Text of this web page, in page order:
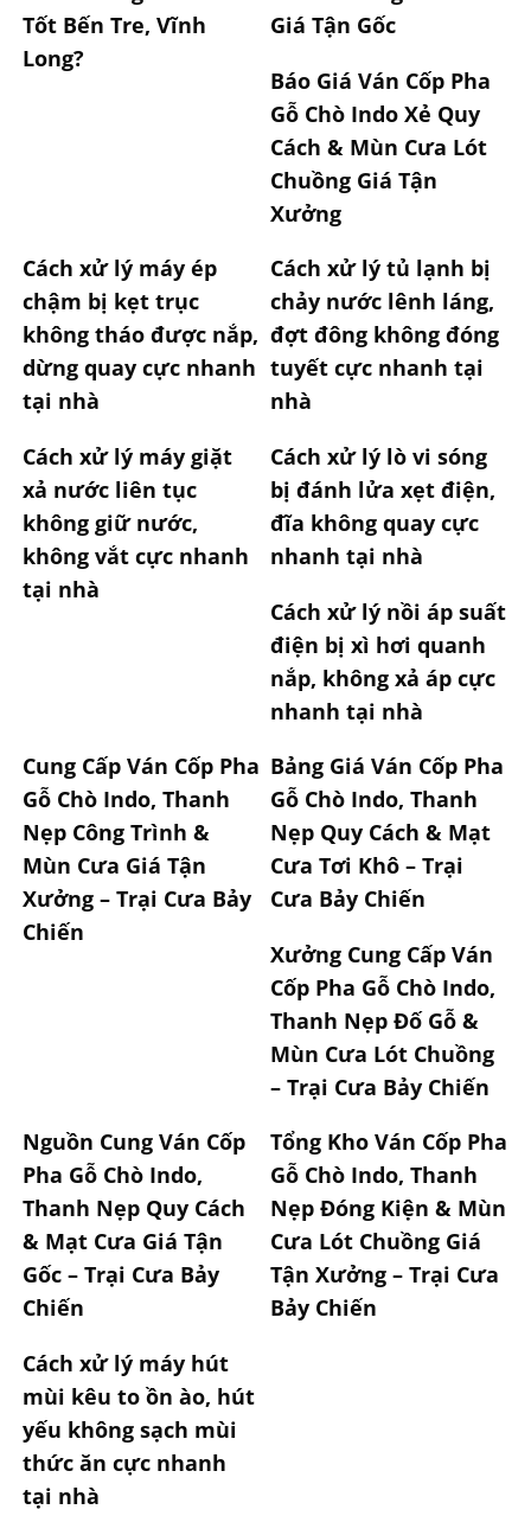
Tốt Bến Tre, Vĩnh
Long?
Giá Tận Gốc
Báo Giá Ván Cốp Pha
Gỗ Chò Indo Xẻ Quy
Cách & Mùn Cưa Lót
Chuồng Giá Tận
Xưởng
Cách xử lý máy ép
chậm bị kẹt trục
không tháo được nắp,
dừng quay cực nhanh
tại nhà
Cách xử lý tủ lạnh bị
chảy nước lênh láng,
đợt đông không đóng
tuyết cực nhanh tại
nhà
Cách xử lý máy giặt
xả nước liên tục
không giữ nước,
không vắt cực nhanh
tại nhà
Cách xử lý lò vi sóng
bị đánh lửa xẹt điện,
đĩa không quay cực
nhanh tại nhà
Cách xử lý nồi áp suất
điện bị xì hơi quanh
nắp, không xả áp cực
nhanh tại nhà
Cung Cấp Ván Cốp Pha
Gỗ Chò Indo, Thanh
Nẹp Công Trình &
Mùn Cưa Giá Tận
Xưởng – Trại Cưa Bảy
Chiến
Bảng Giá Ván Cốp Pha
Gỗ Chò Indo, Thanh
Nẹp Quy Cách & Mạt
Cưa Tơi Khô – Trại
Cưa Bảy Chiến
Xưởng Cung Cấp Ván
Cốp Pha Gỗ Chò Indo,
Thanh Nẹp Đố Gỗ &
Mùn Cưa Lót Chuồng
– Trại Cưa Bảy Chiến
Nguồn Cung Ván Cốp
Pha Gỗ Chò Indo,
Thanh Nẹp Quy Cách
& Mạt Cưa Giá Tận
Gốc – Trại Cưa Bảy
Chiến
Tổng Kho Ván Cốp Pha
Gỗ Chò Indo, Thanh
Nẹp Đóng Kiện & Mùn
Cưa Lót Chuồng Giá
Tận Xưởng – Trại Cưa
Bảy Chiến
Cách xử lý máy hút
mùi kêu to ồn ào, hút
yếu không sạch mùi
thức ăn cực nhanh
tại nhà